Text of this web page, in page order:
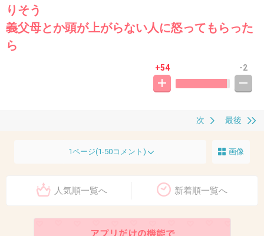
りそう
義父母とか頭が上がらない人に怒ってもらった
ら
+54 -2
最後
次
1ページ(1-50コメント) 画像
人気順一覧へ 新着順一覧へ